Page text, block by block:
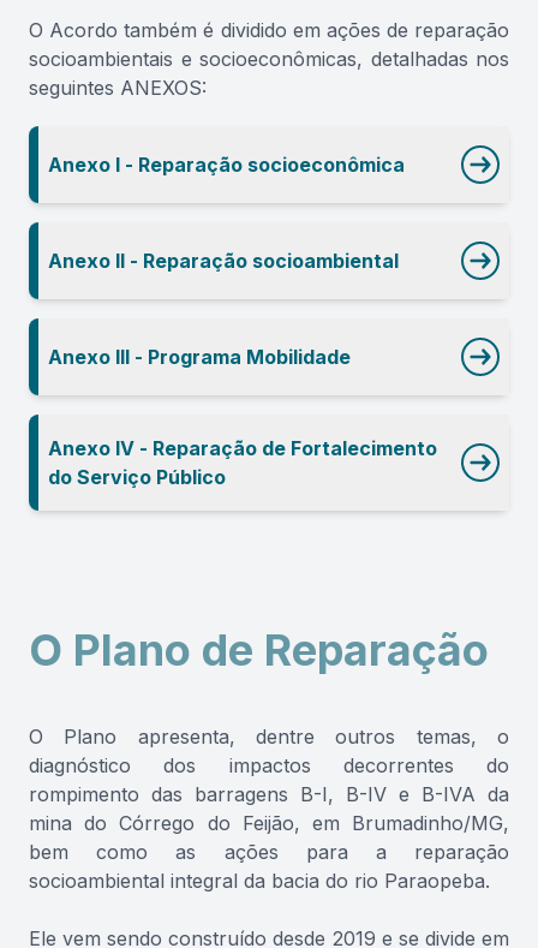
O Acordo também é dividido em ações de reparação
socioambientais e socioeconômicas, detalhadas nos
seguintes ANEXOS:
Anexo I - Reparação socioeconômica
Anexo II - Reparação socioambiental
Anexo III - Programa Mobilidade
Anexo IV - Reparação de Fortalecimento
do Serviço Público
O Plano de Reparação
O Plano apresenta, dentre outros temas, o
diagnóstico dos impactos decorrentes do
rompimento das barragens B-I, B-IV e B-IVA da
mina do Córrego do Feijão, em Brumadinho/MG,
bem como as ações para a reparação
socioambiental integral da bacia do rio Paraopeba.
Ele vem sendo construído desde 2019 e se divide em